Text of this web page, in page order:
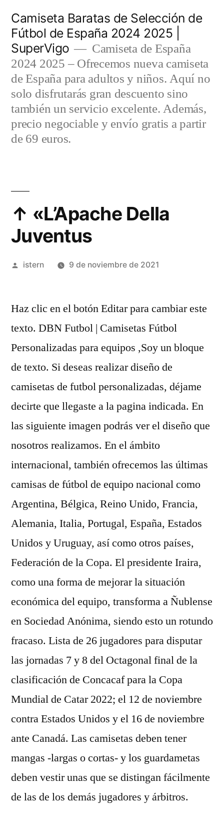
contenido
Camiseta Baratas de Selección de
Fútbol de España 2024 2025 |
SuperVigo
Camiseta de España
2024 2025 – Ofrecemos nueva camiseta
de España para adultos y niños. Aquí no
solo disfrutarás gran descuento sino
también un servicio excelente. Además,
precio negociable y envío gratis a partir
de 69 euros.
↑ «L’Apache Della
Juventus
Publicado
istern 9 de noviembre de 2021
Haz clic en el botón Editar para cambiar este
texto. DBN Futbol | Camisetas Fútbol
Personalizadas para equipos ,Soy un bloque
de texto. Si deseas realizar diseño de
camisetas de futbol personalizadas, déjame
decirte que llegaste a la pagina indicada. En
las siguiente imagen podrás ver el diseño que
nosotros realizamos. En el ámbito
internacional, también ofrecemos las últimas
camisas de fútbol de equipo nacional como
Argentina, Bélgica, Reino Unido, Francia,
Alemania, Italia, Portugal, España, Estados
Unidos y Uruguay, así como otros países,
Federación de la Copa. El presidente Iraira,
como una forma de mejorar la situación
económica del equipo, transforma a Ñublense
en Sociedad Anónima, siendo esto un rotundo
fracaso. Lista de 26 jugadores para disputar
las jornadas 7 y 8 del Octagonal final de la
clasificación de Concacaf para la Copa
Mundial de Catar 2022; el 12 de noviembre
contra Estados Unidos y el 16 de noviembre
ante Canadá. Las camisetas deben tener
mangas -largas o cortas- y los guardametas
deben vestir unas que se distingan fácilmente
de las de los demás jugadores y árbitros.